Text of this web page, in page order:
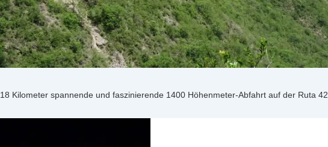
18 Kilometer spannende und faszinierende 1400 Höhenmeter-Abfahrt auf der Ruta 42.